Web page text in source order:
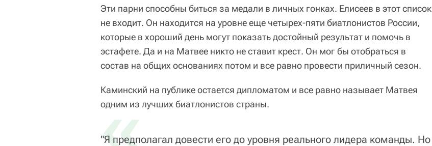
Эти парни способны биться за медали в личных гонках. Елисеев в этот список
не входит. Он находится на уровне еще четырех-пяти биатлонистов России,
которые в хороший день могут показать достойный результат и помочь в
эстафете. Да и на Матвее никто не ставит крест. Он мог бы отобраться в
состав на общих основаниях потом и все равно провести приличный сезон.
Каминский на публике остается дипломатом и все равно называет Матвея
одним из лучших биатлонистов страны.
"Я предполагал довести его до уровня реального лидера команды. Но